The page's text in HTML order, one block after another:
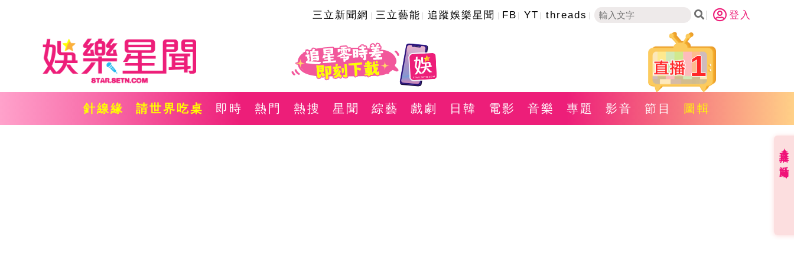
三立新聞網 三立藝能 追蹤娛樂星聞 FB YT threads 登入
1
針線緣 請世界吃桌 即時 熱門 熱搜 星聞 綜藝 戲劇 日韓 電影 音樂 專題 影音 節目 圖輯
直播✦活動